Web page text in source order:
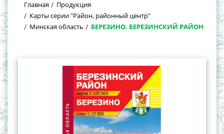
Главная
Продукция
Карты серии "Район, районный центр"
Минская область
БЕРЕЗИНО. БЕРЕЗИНСКИЙ РАЙОН